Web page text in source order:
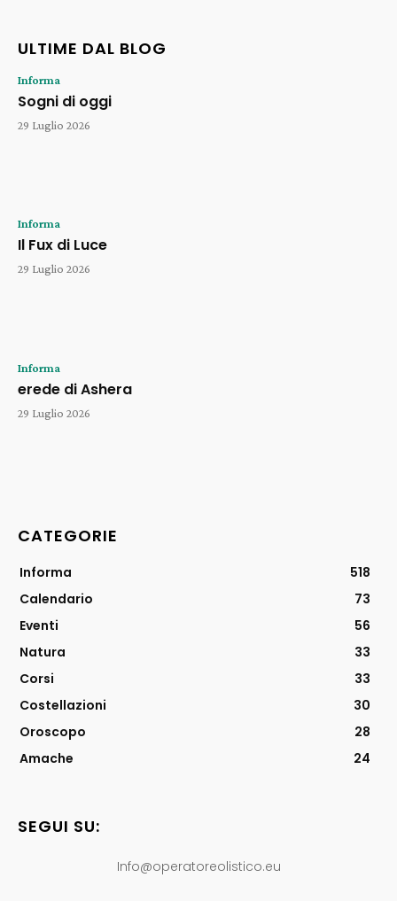
ULTIME DAL BLOG
Informa
Sogni di oggi
29 Luglio 2026
Informa
Il Fux di Luce
29 Luglio 2026
Informa
erede di Ashera
29 Luglio 2026
CATEGORIE
Informa
518
Calendario
73
Eventi
56
Natura
33
Corsi
33
Costellazioni
30
Oroscopo
28
Amache
24
SEGUI SU:
Info@operatoreolistico.eu